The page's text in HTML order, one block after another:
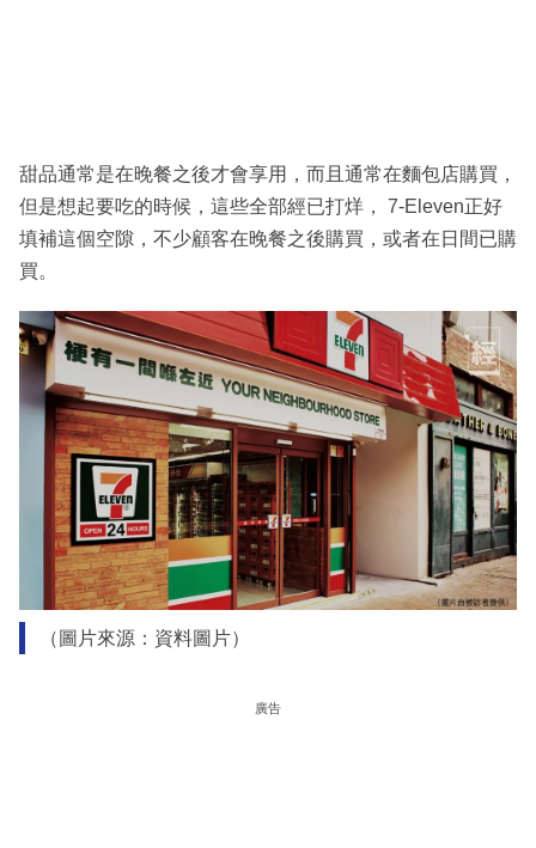
甜品通常是在晚餐之後才會享用，而且通常在麵包店購買，
但是想起要吃的時候，這些全部經已打烊， 7-Eleven正好
填補這個空隙，不少顧客在晚餐之後購買，或者在日間已購
買。
（圖片來源：資料圖片）
廣告